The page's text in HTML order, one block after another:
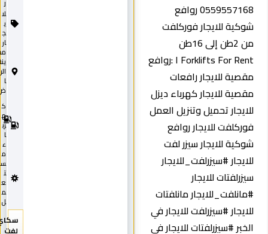
0559557168 روافع
شوكية للايجار فوركلفت
من 2طن إلى 16طن
Forklifts For Rent ا :روافع
مقصية للايجار رافعات
مقصية للايجار كهرباء ديزل
للايجار تحميل وتنزيل العمل
فوركلفت للايجار روافع
شوكية للايجار سيزر لفت
للايجار #سيزرلفت_للايجار
سيزرلفتات للايجار
#مانلفت_للايجار مانلفتات
للايجار #سيزرلفت للايجار في
الخبر #سيزرلفتات للايجار في
ي
الري
رب
ت
ع
0
2
5
سكاي